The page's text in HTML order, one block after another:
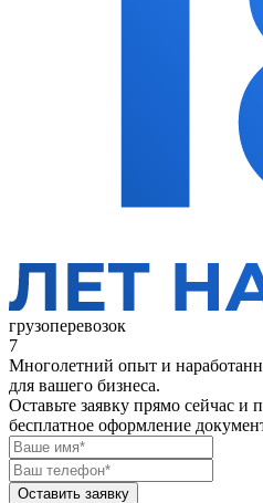
грузоперевозок
7
Многолетний опыт и
для вашего бизнеса.
Оставьте заявку прямо сейчас и
бесплатное оформление
Оставить заявку